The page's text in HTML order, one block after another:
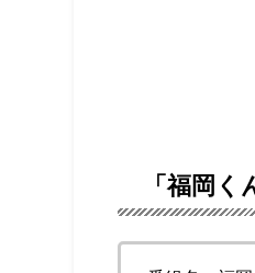
「福岡く